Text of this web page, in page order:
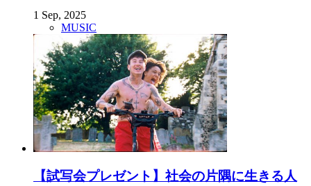
1 Sep, 2025
MUSIC
【試写会プレゼント】社会の片隅に生きる人